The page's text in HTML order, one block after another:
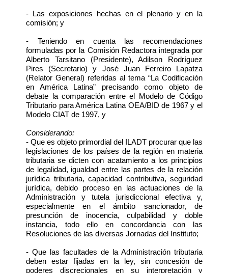
- Las exposiciones hechas en el plenario y en la
comisión; y
- Teniendo en cuenta las recomendaciones
formuladas por la Comisión Redactora integrada por
Alberto Tarsitano (Presidente), Adilson Rodríguez
Pires (Secretario) y José Juan Ferreiro Lapatza
(Relator General) referidas al tema “La Codificación
en América Latina” precisando como objeto de
debate la comparación entre el Modelo de Código
Tributario para América Latina OEA/BID de 1967 y el
Modelo CIAT de 1997, y
Considerando:
- Que es objeto primordial del ILADT procurar que las
legislaciones de los países de la región en materia
tributaria se dicten con acatamiento a los principios
de legalidad, igualdad entre las partes de la relación
jurídica tributaria, capacidad contributiva, seguridad
jurídica, debido proceso en las actuaciones de la
Administración y tutela jurisdiccional efectiva y,
especialmente en el ámbito sancionador, de
presunción de inocencia, culpabilidad y doble
instancia, todo ello en concordancia con las
Resoluciones de las diversas Jornadas del Instituto;
- Que las facultades de la Administración tributaria
deben estar fijadas en la ley, sin concesión de
poderes discrecionales en su interpretación y